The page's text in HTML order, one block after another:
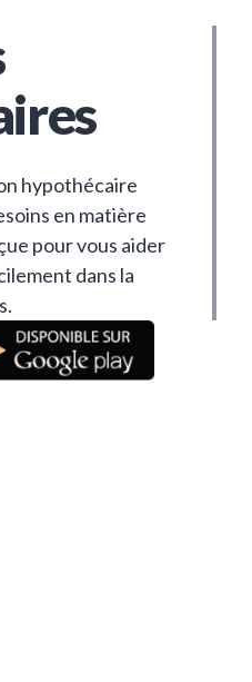
hypothécaire
en matière
pour vous aider
dans la